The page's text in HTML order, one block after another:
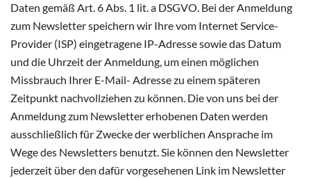
Daten gemäß Art. 6 Abs. 1 lit. a DSGVO. Bei der Anmeldung
zum Newsletter speichern wir Ihre vom Internet Service-
Provider (ISP) eingetragene IP-Adresse sowie das Datum
und die Uhrzeit der Anmeldung, um einen möglichen
Missbrauch Ihrer E-Mail- Adresse zu einem späteren
Zeitpunkt nachvollziehen zu können. Die von uns bei der
Anmeldung zum Newsletter erhobenen Daten werden
ausschließlich für Zwecke der werblichen Ansprache im
Wege des Newsletters benutzt. Sie können den Newsletter
jederzeit über den dafür vorgesehenen Link im Newsletter